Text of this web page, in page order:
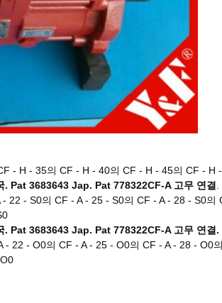
- H - 35의 CF - H - 40의 CF - H - 45의 CF -
Pat 3683643 Jap. Pat 778322CF-A 고무 연결
22 - S0의 CF - A - 25 - S0의 CF - A - 28 - S0
Pat 3683643 Jap. Pat 778322CF-A 고무 연결.
22 - O0의 CF - A - 25 - O0의 CF - A - 28 -